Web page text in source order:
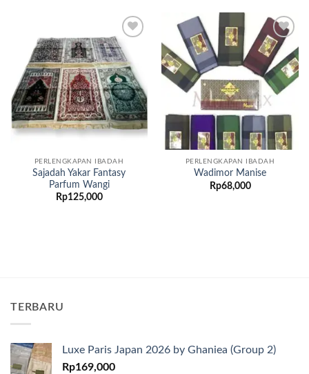
Add to
wishlist
PERLENGKAPAN IBADAH
Sajadah Yakar Fantasy
Parfum Wangi
Rp125,000
Add to
wishlist
PERLENGKAPAN IBADAH
Wadimor Manise
Rp68,000
TERBARU
Luxe Paris Japan 2026 by Ghaniea (Group 2)
Rp169,000